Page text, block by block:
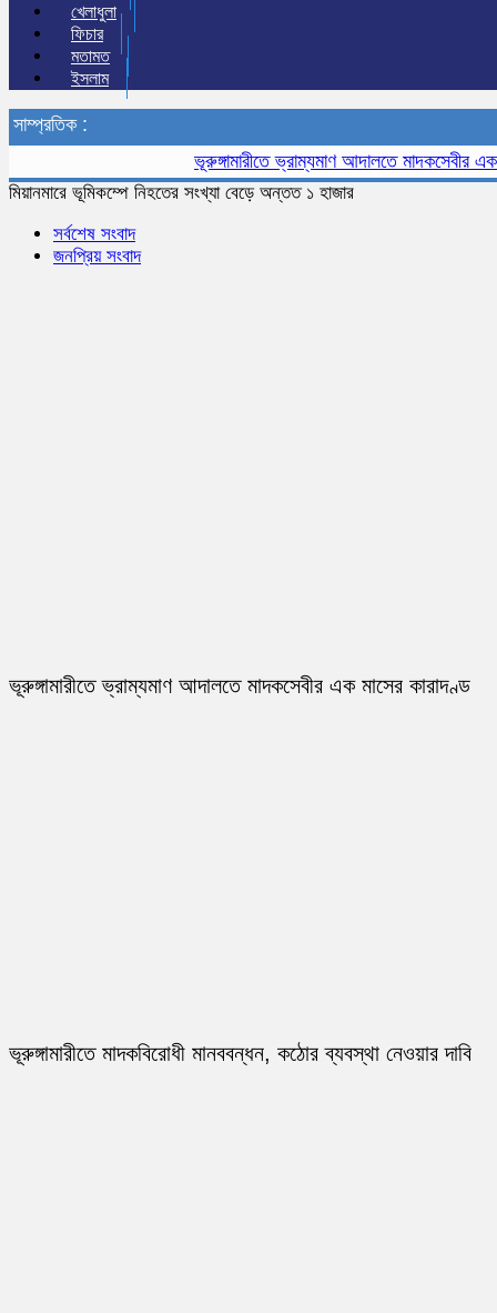
খেলাধুলা
ফিচার
মতামত
ইসলাম
সাম্প্রতিক :
ভূরুঙ্গামারীতে ভ্রাম্যমাণ আদালতে মাদকসেবীর এক
মিয়ানমারে ভূমিকম্পে নিহতের সংখ্যা বেড়ে অন্তত ১ হাজার
সর্বশেষ সংবাদ
জনপ্রিয় সংবাদ
ভূরুঙ্গামারীতে ভ্রাম্যমাণ আদালতে মাদকসেবীর এক মাসের কারাদণ্ড
ভূরুঙ্গামারীতে মাদকবিরোধী মানববন্ধন, কঠোর ব্যবস্থা নেওয়ার দাবি